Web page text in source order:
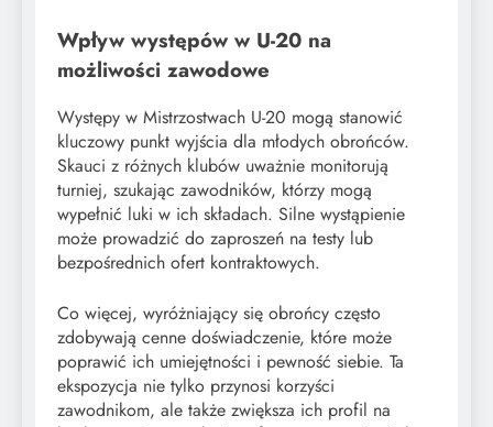
Wpływ występów w U-20 na
możliwości zawodowe
Występy w Mistrzostwach U-20 mogą stanowić
kluczowy punkt wyjścia dla młodych obrońców.
Skauci z różnych klubów uważnie monitorują
turniej, szukając zawodników, którzy mogą
wypełnić luki w ich składach. Silne wystąpienie
może prowadzić do zaproszeń na testy lub
bezpośrednich ofert kontraktowych.
Co więcej, wyróżniający się obrońcy często
zdobywają cenne doświadczenie, które może
poprawić ich umiejętności i pewność siebie. Ta
ekspozycja nie tylko przynosi korzyści
zawodnikom, ale także zwiększa ich profil na